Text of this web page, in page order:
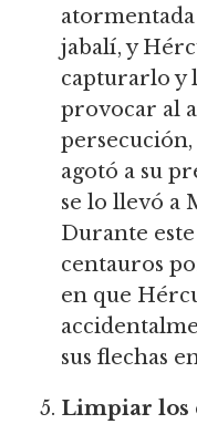
jabalí, y
capturarlo y
provocar al
agotó a su
se lo llevó a
Durante
centauros
en que
sus flechas
Limpiar los